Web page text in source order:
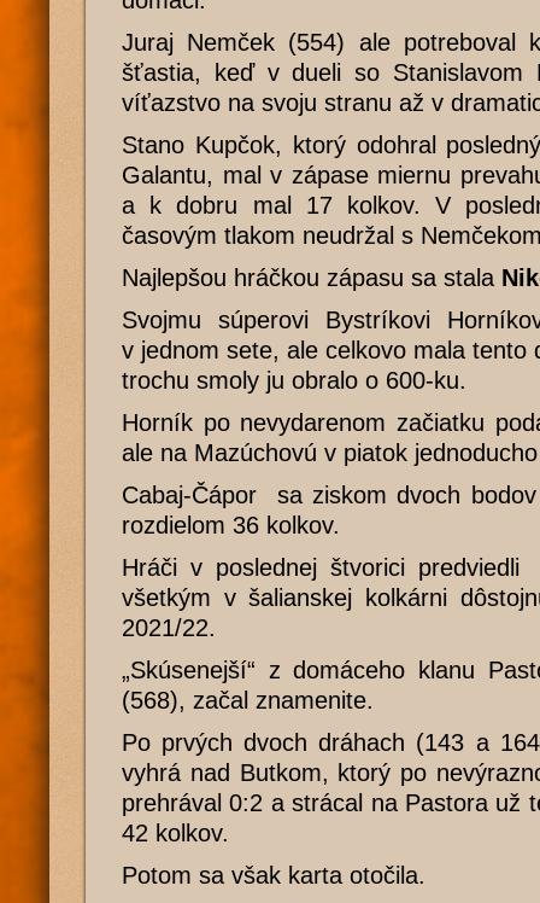
Juraj Nemček (554) ale potreboval
šťastia, keď v dueli so Stanislavom
víťazstvo na svoju stranu až v
Stano Kupčok, ktorý odohral
Galantu, mal v zápase miernu
a k dobru mal 17 kolkov. V
časovým tlakom neudržal s
Najlepšou hráčkou zápasu sa stala
Svojmu súperovi Bystríkovi
v jednom sete, ale celkovo mala tento
trochu smoly ju obralo o 600-ku.
Horník po nevydarenom začiatku
ale na Mazúchovú v piatok
Cabaj-Čápor sa ziskom dvoch
rozdielom 36 kolkov.
Hráči v poslednej štvorici
všetkým v šalianskej kolkárni
2021/22.
„Skúsenejší“ z domáceho klanu
(568), začal znamenite.
Po prvých dvoch dráhach (143 a
vyhrá nad Butkom, ktorý po
prehrával 0:2 a strácal na Pastora už
42 kolkov.
Potom sa však karta otočila.